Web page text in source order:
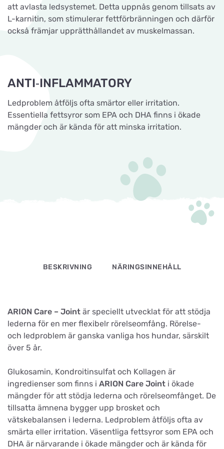
att avlasta ledsystemet. Detta uppnås genom tillsats av
L-karnitin, som stimulerar fettförbränningen och därför
också främjar upprätthållandet av muskelmassan.
ANTI‐INFLAMMATORY
Ledproblem åtföljs ofta smärtor eller irritation.
Essentiella fettsyror som EPA och DHA finns i ökade
mängder och är kända för att minska irritation.
BESKRIVNING NÄRINGSINNEHÅLL
ARION Care – Joint är speciellt utvecklat för att stödja
lederna för en mer flexibelr rörelseomfång. Rörelse-
och ledproblem är ganska vanliga hos hundar, särskilt
över 5 år.
Glukosamin, Kondroitinsulfat och Kollagen är
ingredienser som finns i ARION Care Joint i ökade
mängder för att stödja lederna och rörelseomfånget. De
tillsatta ämnena bygger upp brosket och
vätskebalansen i lederna. Ledproblem åtföljs ofta av
smärta eller irritation. Väsentliga fettsyror som EPA och
DHA är närvarande i ökade mängder och är kända för